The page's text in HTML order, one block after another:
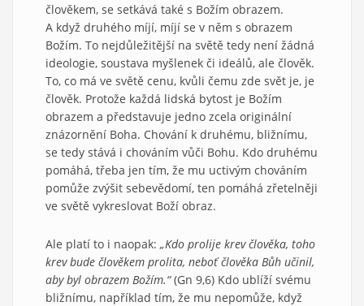
člověkem, se setkává také s Božím obrazem.
A když druhého míjí, míjí se v něm s obrazem
Božím. To nejdůležitější na světě tedy není žádná
ideologie, soustava myšlenek či ideálů, ale člověk.
To, co má ve světě cenu, kvůli čemu zde svět je, je
člověk. Protože každá lidská bytost je Božím
obrazem a představuje jedno zcela originální
znázornění Boha. Chování k druhému, bližnímu,
se tedy stává i chováním vůči Bohu. Kdo druhému
pomáhá, třeba jen tím, že mu uctivým chováním
pomůže zvýšit sebevědomí, ten pomáhá zřetelněji
ve světě vykreslovat Boží obraz.
Ale platí to i naopak: „Kdo prolije krev člověka, toho
krev bude člověkem prolita, neboť člověka Bůh učinil,
aby byl obrazem Božím.“(Gn 9,6) Kdo ublíží svému
bližnímu, například tím, že mu nepomůže, když